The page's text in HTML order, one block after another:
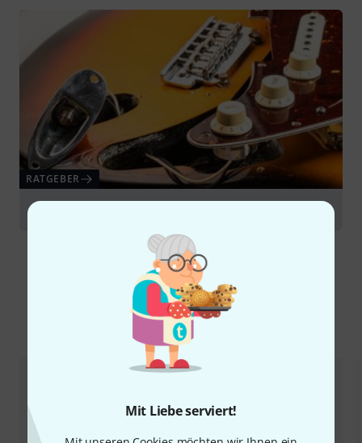
Mit Liebe serviert!
RATGEBER
Alternativen vergleichen